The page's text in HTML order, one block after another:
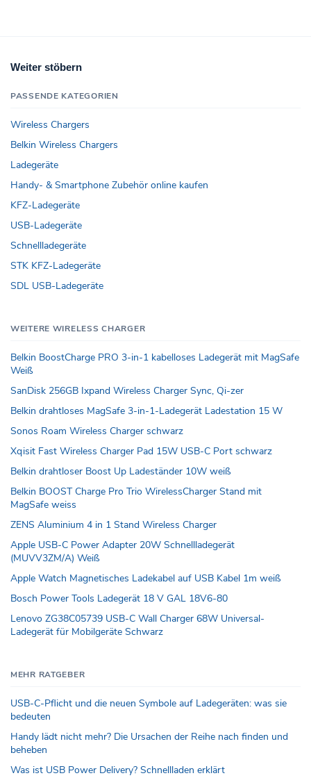
Weiter stöbern
PASSENDE KATEGORIEN
Wireless Chargers
Belkin Wireless Chargers
Ladegeräte
Handy- & Smartphone Zubehör online kaufen
KFZ-Ladegeräte
USB-Ladegeräte
Schnellladegeräte
STK KFZ-Ladegeräte
SDL USB-Ladegeräte
WEITERE WIRELESS CHARGER
Belkin BoostCharge PRO 3-in-1 kabelloses Ladegerät mit MagSafe
Weiß
SanDisk 256GB Ixpand Wireless Charger Sync, Qi-zer
Belkin drahtloses MagSafe 3-in-1-Ladegerät Ladestation 15 W
Sonos Roam Wireless Charger schwarz
Xqisit Fast Wireless Charger Pad 15W USB-C Port schwarz
Belkin drahtloser Boost Up Ladeständer 10W weiß
Belkin BOOST Charge Pro Trio WirelessCharger Stand mit
MagSafe weiss
ZENS Aluminium 4 in 1 Stand Wireless Charger
Apple USB-C Power Adapter 20W Schnellladegerät
(MUVV3ZM/A) Weiß
Apple Watch Magnetisches Ladekabel auf USB Kabel 1m weiß
Bosch Power Tools Ladegerät 18 V GAL 18V6-80
Lenovo ZG38C05739 USB-C Wall Charger 68W Universal-
Ladegerät für Mobilgeräte Schwarz
MEHR RATGEBER
USB-C-Pflicht und die neuen Symbole auf Ladegeräten: was sie
bedeuten
Handy lädt nicht mehr? Die Ursachen der Reihe nach finden und
beheben
Was ist USB Power Delivery? Schnellladen erklärt